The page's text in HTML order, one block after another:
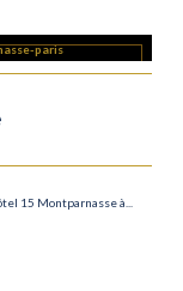
15 Montparnasse à...